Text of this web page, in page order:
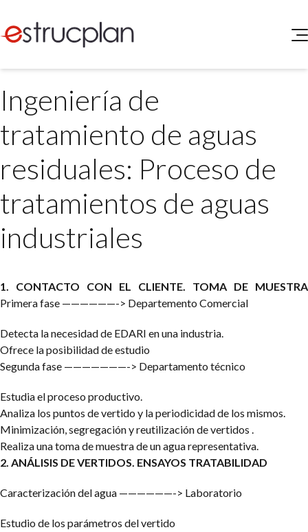
SERVICIOS
Higiene y Seguridad
Medio Ambiente
Legislación
NOVEDADES
INGRESAR
Portal de Clientes
Matriz Premium
Matriz Profesional
Ingeniería de
tratamiento de aguas
residuales: Proceso de
tratamientos de aguas
industriales
1. CONTACTO CON EL CLIENTE. TOMA DE MUESTRA
Primera fase ——————-> Departemento Comercial
Detecta la necesidad de EDARI en una industria.
Ofrece la posibilidad de estudio
Segunda fase ———————-> Departamento técnico
Estudia el proceso productivo.
Analiza los puntos de vertido y la periodicidad de los mismos.
Minimización, segregación y reutilización de vertidos .
Realiza una toma de muestra de un agua representativa.
2. ANÁLISIS DE VERTIDOS. ENSAYOS TRATABILIDAD
Caracterización del agua ——————-> Laboratorio
Estudio de los parámetros del vertido